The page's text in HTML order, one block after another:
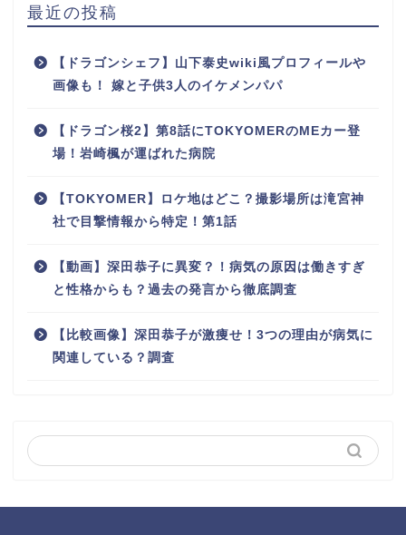
最近の投稿
【ドラゴンシェフ】山下泰史wiki風プロフィールや
画像も！ 嫁と子供3人のイケメンパパ
【ドラゴン桜2】第8話にTOKYOMERのMEカー登
場！岩崎楓が運ばれた病院
【TOKYOMER】ロケ地はどこ？撮影場所は滝宮神
社で目撃情報から特定！第1話
【動画】深田恭子に異変？！病気の原因は働きすぎ
と性格からも？過去の発言から徹底調査
【比較画像】深田恭子が激痩せ！3つの理由が病気に
関連している？調査